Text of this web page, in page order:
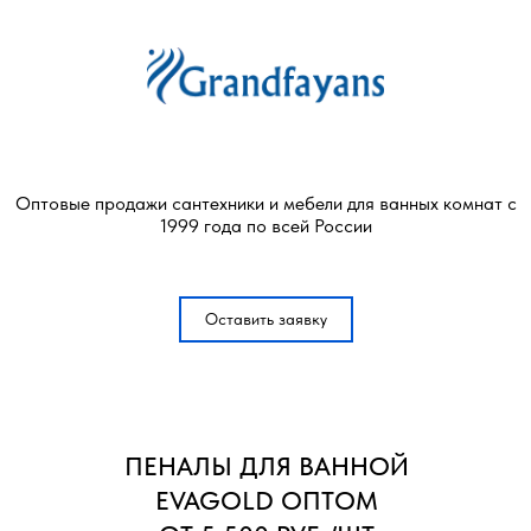
Оптовые продажи сантехники и мебели для ванных комнат с
1999 года по всей России
Оставить заявку
ПЕНАЛЫ ДЛЯ ВАННОЙ
EVAGOLD ОПТОМ